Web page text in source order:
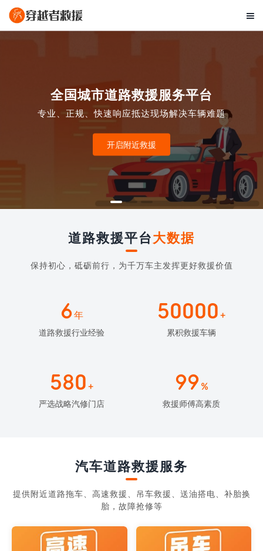

全国城市道路救援服务平台
专业、正规、快速响应抵达现场解决车辆难题
开启附近救援
道路救援平台大数据
保持初心，砥砺前行，为千万车主发挥更好救援价值
6年
道路救援行业经验
50000 +
累积救援车辆
580 +
严选战略汽修门店
99 %
救援师傅高素质
汽车道路救援服务
提供附近道路拖车、高速救援、吊车救援、送油搭电、补胎换
胎，故障抢修等